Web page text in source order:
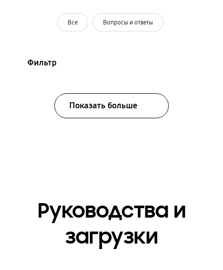
Все Вопросы и ответы
Фильтр
Показать больше
Руководства и
загрузки